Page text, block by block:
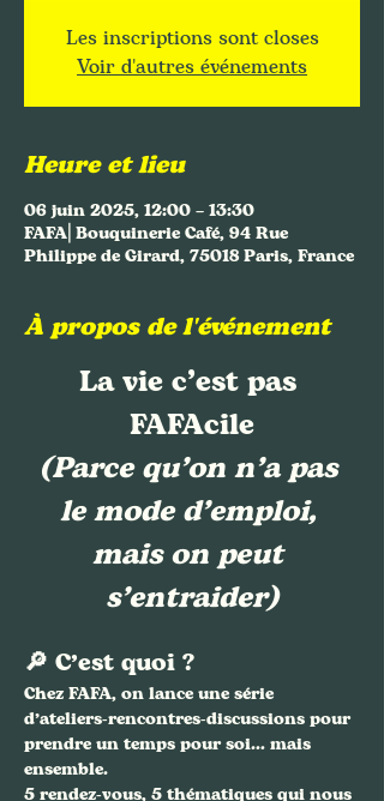
Les inscriptions sont closes
Voir d'autres événements
Heure et lieu
06 juin 2025, 12:00 – 13:30
FAFA⎜Bouquinerie Café, 94 Rue
Philippe de Girard, 75018 Paris, France
À propos de l'événement
La vie c’est pas
FAFAcile
(Parce qu’on n’a pas
le mode d’emploi,
mais on peut
s’entraider)
🔎 C’est quoi ?
Chez FAFA, on lance une série
d’ateliers-rencontres-discussions pour
prendre un temps pour soi… mais
ensemble.
5 rendez-vous, 5 thématiques qui nous